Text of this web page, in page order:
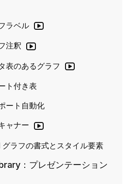
ラベル
注釈
表のあるグラフ
ト付き表
ート自動化
ャナー
ラフの書式とスタイル要素
：プレゼンテーション